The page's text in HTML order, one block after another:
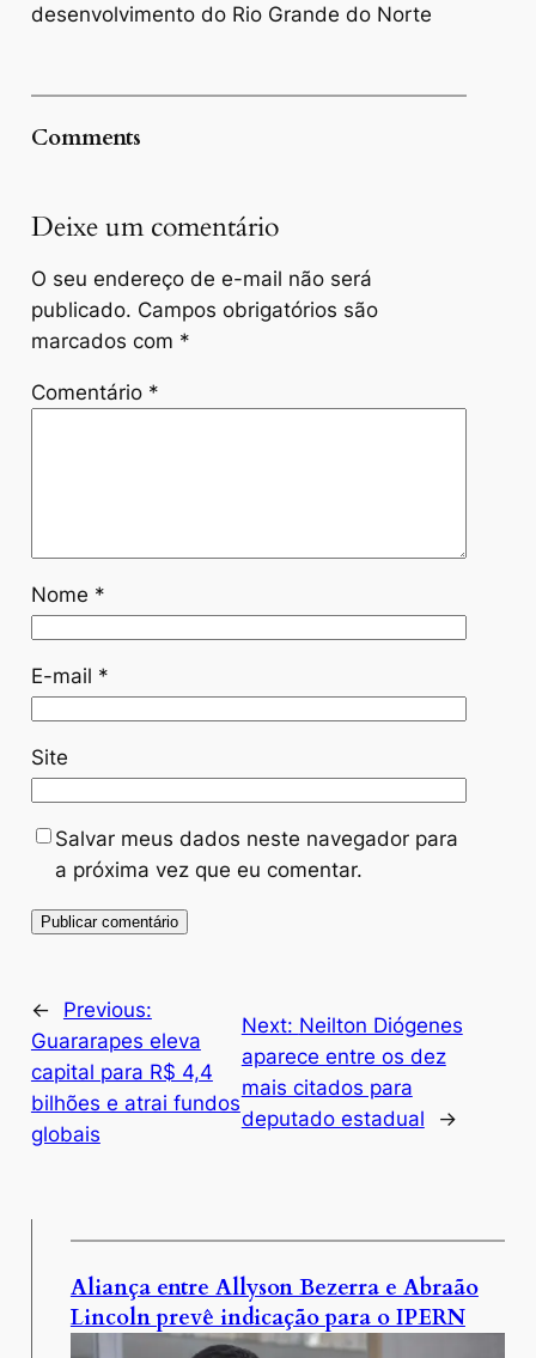
desenvolvimento do Rio Grande do Norte
Comments
Deixe um comentário
O seu endereço de e-mail não será
publicado. Campos obrigatórios são
marcados com *
Comentário *
Nome *
E-mail *
Site
Salvar meus dados neste navegador para
a próxima vez que eu comentar.
←
Previous:
Guararapes eleva
capital para R$ 4,4
bilhões e atrai fundos
globais
Next: Neilton Diógenes
aparece entre os dez
mais citados para
deputado estadual
→
Aliança entre Allyson Bezerra e Abraão
Lincoln prevê indicação para o IPERN